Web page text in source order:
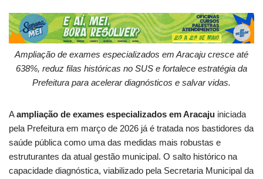
Ampliação de exames especializados em Aracaju cresce até
638%, reduz filas históricas no SUS e fortalece estratégia da
Prefeitura para acelerar diagnósticos e salvar vidas.
Aampliação de exames especializados em Aracaju iniciada
pela Prefeitura em março de 2026 já é tratada nos bastidores da
saúde pública como uma das medidas mais robustas e
estruturantes da atual gestão municipal. O salto histórico na
capacidade diagnóstica, viabilizado pela Secretaria Municipal da